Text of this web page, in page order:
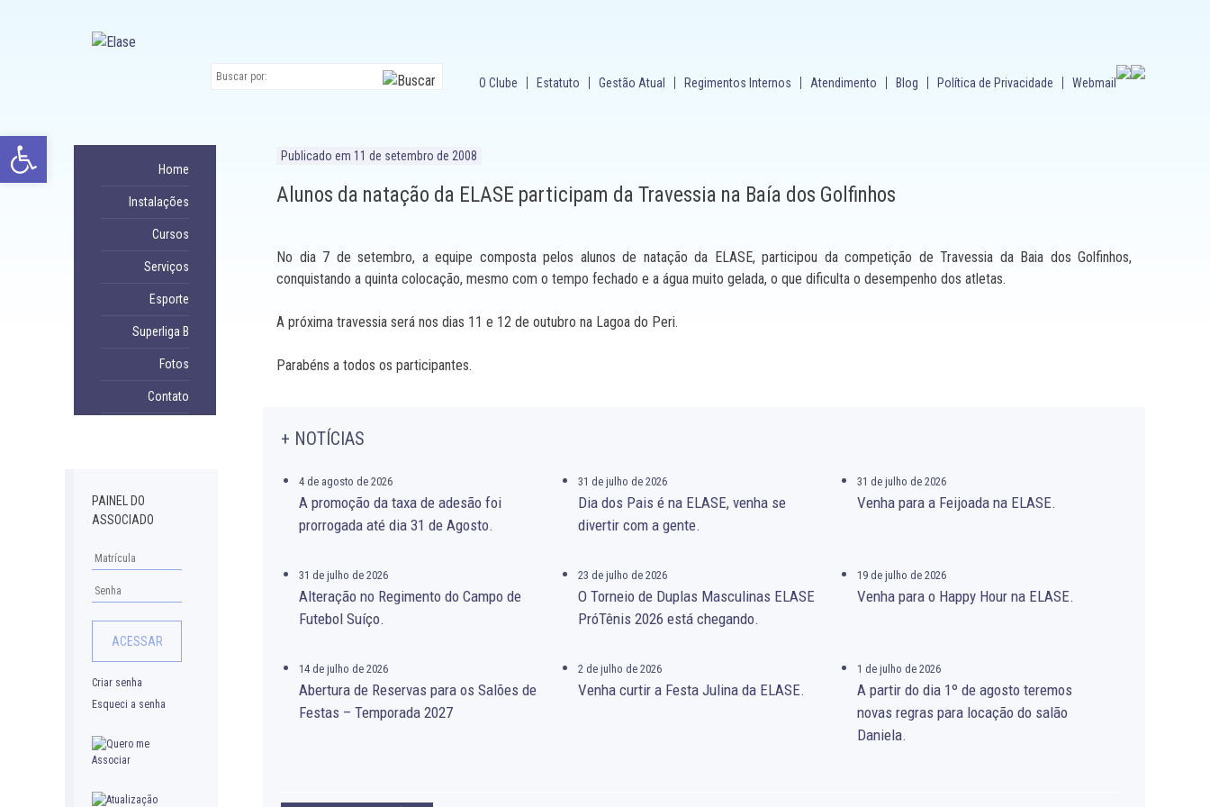
O Clube Estatuto Gestão Atual Regimentos Internos Atendimento Blog Política de Privacidade Webmail
Publicado em 11 de setembro de 2008
Alunos da natação da ELASE participam da Travessia na Baía dos Golfinhos
No dia 7 de setembro, a equipe composta pelos alunos de natação da ELASE, participou da competição de Travessia da Baia dos Golfinhos,
conquistando a quinta colocação, mesmo com o tempo fechado e a água muito gelada, o que dificulta o desempenho dos atletas.
A próxima travessia será nos dias 11 e 12 de outubro na Lagoa do Peri.
Parabéns a todos os participantes.
+ NOTÍCIAS
4 de agosto de 2026
A promoção da taxa de adesão foi
prorrogada até dia 31 de Agosto.
31 de julho de 2026
Dia dos Pais é na ELASE, venha se
divertir com a gente.
31 de julho de 2026
Venha para a Feijoada na ELASE.
31 de julho de 2026
Alteração no Regimento do Campo de
Futebol Suíço.
23 de julho de 2026
O Torneio de Duplas Masculinas ELASE
PróTênis 2026 está chegando.
19 de julho de 2026
Venha para o Happy Hour na ELASE.
14 de julho de 2026
Abertura de Reservas para os Salões de
Festas – Temporada 2027
2 de julho de 2026
Venha curtir a Festa Julina da ELASE.
1 de julho de 2026
A partir do dia 1º de agosto teremos
novas regras para locação do salão
Daniela.
Home
Instalações
Cursos
Serviços
Esporte
Superliga B
Fotos
Contato
PAINEL DO
ASSOCIADO
Criar senha
Esqueci a senha
Abrir a barra de ferramentas